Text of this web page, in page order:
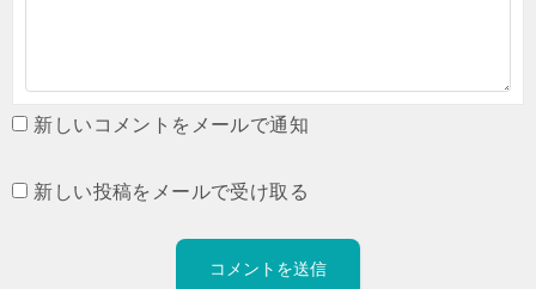
新しいコメントをメールで通知
新しい投稿をメールで受け取る